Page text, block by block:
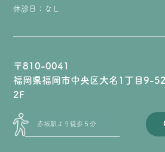
休診日：なし
〒810-0041
福岡県福岡市中央区大名1丁目9-
2F
赤坂駅より徒歩５分